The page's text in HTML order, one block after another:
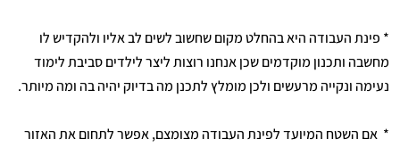
* פינת העבודה היא בהחלט מקום שחשוב לשים לב אליו ולהקדיש לו
מחשבה ותכנון מוקדמים שכן אנחנו רוצות ליצר לילדים סביבת לימוד
נעימה ונקייה מרעשים ולכן מומלץ לתכנן מה בדיוק יהיה בה ומה מיותר.
* אם השטח המיועד לפינת העבודה מצומצם, אפשר לתחום את האזור